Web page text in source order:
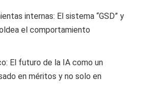
internas: El sistema “GSD” y
el comportamiento
El futuro de la IA como un
en méritos y no solo en